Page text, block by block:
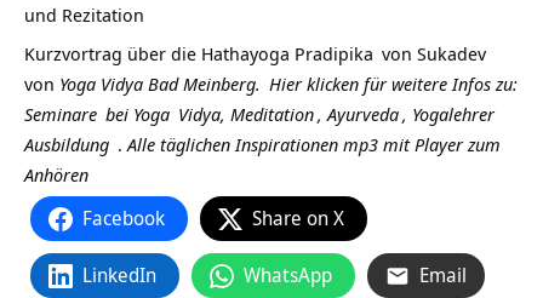
und Rezitation
Kurzvortrag über die Hathayoga Pradipika von Sukadev
von Yoga Vidya Bad Meinberg. Hier klicken für weitere Infos zu:
Seminare bei Yoga Vidya, Meditation,Ayurveda, Yogalehrer
Ausbildung .Alle täglichen Inspirationen mp3 mit Player zum
Anhören
Facebook Share on X
LinkedIn WhatsApp Email